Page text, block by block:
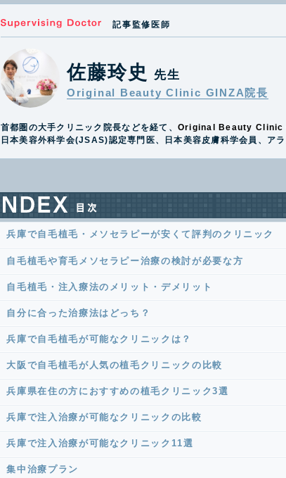
記事監修医師
佐藤玲史 先生
Original Beauty Clinic GINZA院長
首都圏の大手クリニック院長などを経て、 Original Beauty Clinic
日本美容外科学会(JSAS)認定専門医、日本美容皮膚科学会員、ア
兵庫で自毛植毛・メソセラピーが安くて評判のクリニック
自毛植毛や育毛メソセラピー治療の検討が必要な方
自毛植毛・注入療法のメリット・デメリット
自分に合った治療法はどっち？
兵庫で自毛植毛が可能なクリニックは？
大阪で自毛植毛が人気の植毛クリニックの比較
兵庫県在住の方におすすめの植毛クリニック3選
兵庫で注入治療が可能なクリニックの比較
兵庫で注入治療が可能なクリニック11選
集中治療プラン